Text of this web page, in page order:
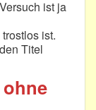
ist ja
ist.
Titel
ohne